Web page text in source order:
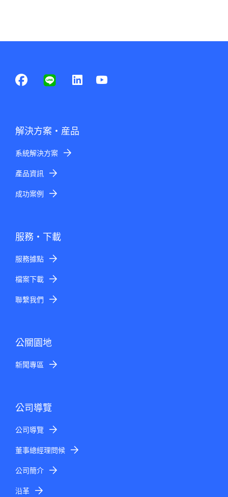
解決方案・産品
系統解決方案
產品資訊
成功案例
服務・下載
服務據點
檔案下載
聯繫我們
公關園地
新聞專區
公司導覽
公司導覽
董事總經理問候
公司簡介
沿革